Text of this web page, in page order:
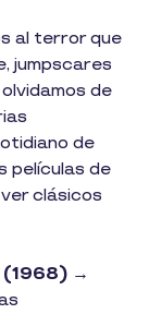
al terror que
jumpscares
de
de
películas de
clásicos
(1968) →